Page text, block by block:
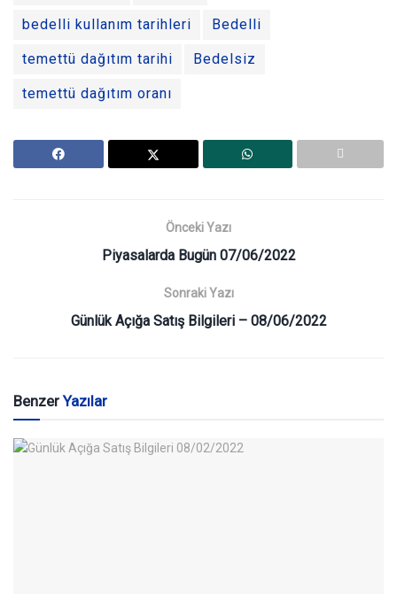
bedelli kullanım tarihleri Bedelli
temettü dağıtım tarihi Bedelsiz
temettü dağıtım oranı
Önceki Yazı
Piyasalarda Bugün 07/06/2022
Sonraki Yazı
Günlük Açığa Satış Bilgileri – 08/06/2022
BenzerYazılar